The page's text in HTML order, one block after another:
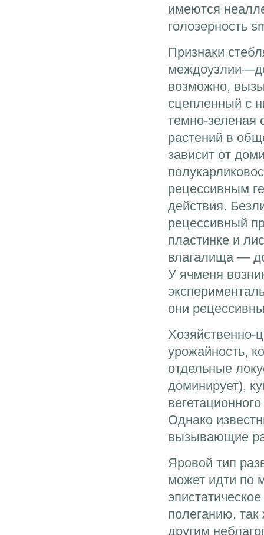
имеются
голозерность
Признаки
возможно,
сцепленный с
темно-зеленая
растений в
зависит от
рецессивным
действия.
рецессивный
пластинке и
влагалища —
У ячменя
они
Хозяйственно-
урожайность,
отдельные
доминирует),
Однако
вызывающие
Яровой тип
может идти по
полеганию, так
другим